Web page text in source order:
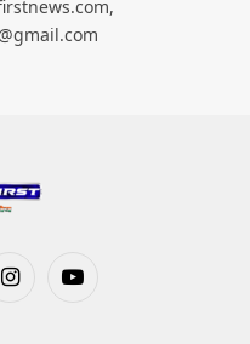
InstagramYouTube